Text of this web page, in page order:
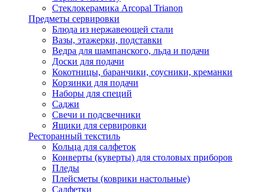
Стеклокерамика Arcopal Trianon
Предметы сервировки
Блюда из нержавеющей стали
Вазы, этажерки, подставки
Ведра для шампанского, льда и подачи
Доски для подачи
Кокотницы, баранчики, соусники, креманки
Корзинки для подачи
Наборы для специй
Саджи
Свечи и подсвечники
Ящики для сервировки
Ресторанный текстиль
Кольца для салфеток
Конверты (куверты) для столовых приборов
Пледы
Плейсметы (коврики настольные)
Салфетки